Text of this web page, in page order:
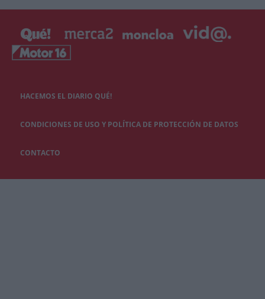
HACEMOS EL DIARIO QUÉ!
CONDICIONES DE USO Y POLÍTICA DE PROTECCIÓN DE DATOS
CONTACTO